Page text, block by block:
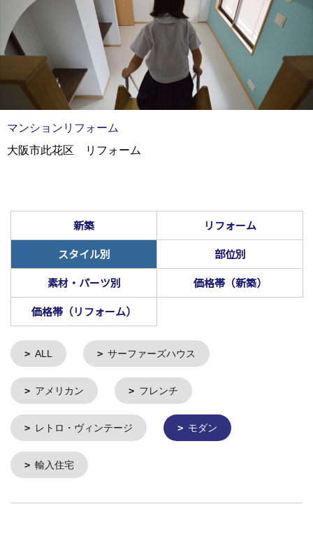
マンションリフォーム
大阪市此花区 リフォーム
新築
リフォーム
スタイル別
部位別
素材・パーツ別
価格帯（新築）
価格帯（リフォーム）
ALL サーファーズハウス
アメリカン フレンチ
レトロ・ヴィンテージ モダン
輸入住宅